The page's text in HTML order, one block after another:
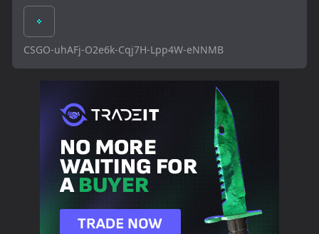
CSGO-uhAFj-O2e6k-Cqj7H-Lpp4W-eNNMB